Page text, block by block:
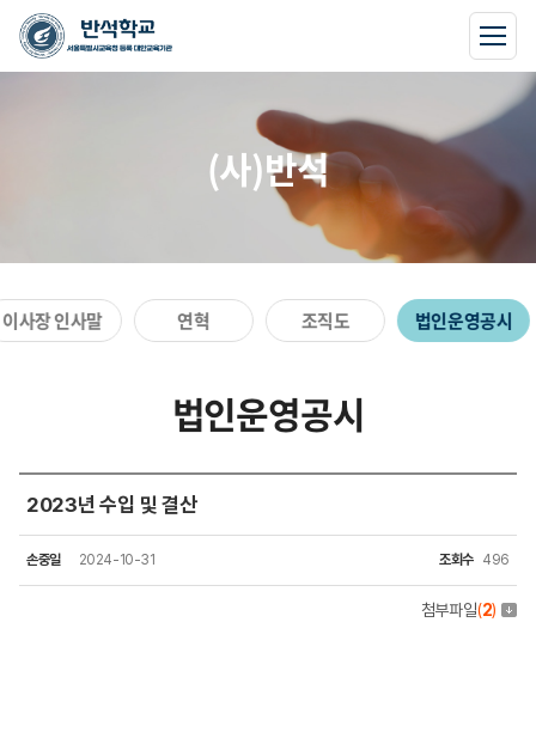
(사)반석
이사장 인사말 연혁 조직도 법인운영공시
법인운영공시
2023년 수입 및 결산
손중일 2024-10-31 조회수 496
첨부파일(2)